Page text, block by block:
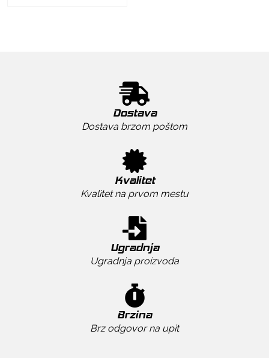
Dostava
Dostava brzom poštom
Kvalitet
Kvalitet na prvom mestu
Ugradnja
Ugradnja proizvoda
Brzina
Brz odgovor na upit